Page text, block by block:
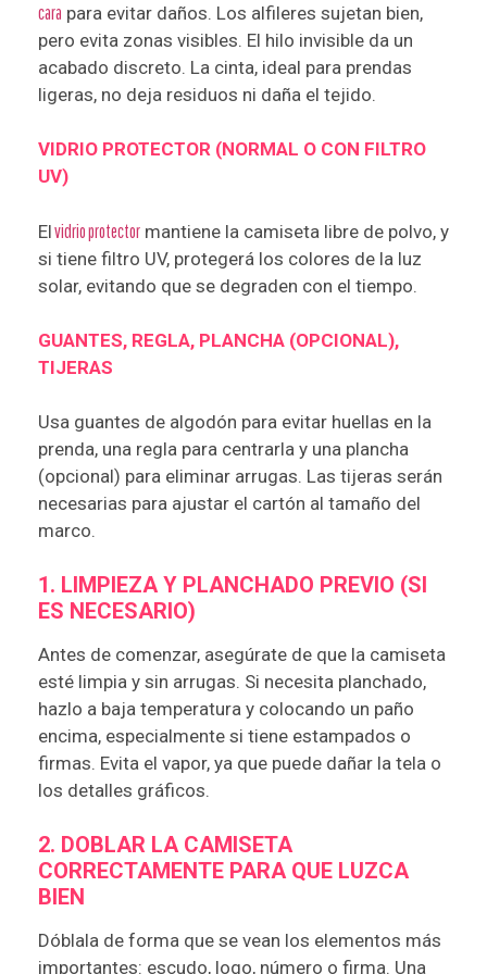
cara para evitar daños. Los alfileres sujetan bien,
pero evita zonas visibles. El hilo invisible da un
acabado discreto. La cinta, ideal para prendas
ligeras, no deja residuos ni daña el tejido.
VIDRIO PROTECTOR (NORMAL O CON FILTRO
UV)
Elvidrio protector mantiene la camiseta libre de polvo, y
si tiene filtro UV, protegerá los colores de la luz
solar, evitando que se degraden con el tiempo.
GUANTES, REGLA, PLANCHA (OPCIONAL),
TIJERAS
Usa guantes de algodón para evitar huellas en la
prenda, una regla para centrarla y una plancha
(opcional) para eliminar arrugas. Las tijeras serán
necesarias para ajustar el cartón al tamaño del
marco.
1. LIMPIEZA Y PLANCHADO PREVIO (SI
ES NECESARIO)
Antes de comenzar, asegúrate de que la camiseta
esté limpia y sin arrugas. Si necesita planchado,
hazlo a baja temperatura y colocando un paño
encima, especialmente si tiene estampados o
firmas. Evita el vapor, ya que puede dañar la tela o
los detalles gráficos.
2. DOBLAR LA CAMISETA
CORRECTAMENTE PARA QUE LUZCA
BIEN
Dóblala de forma que se vean los elementos más
importantes: escudo, logo, número o firma. Una